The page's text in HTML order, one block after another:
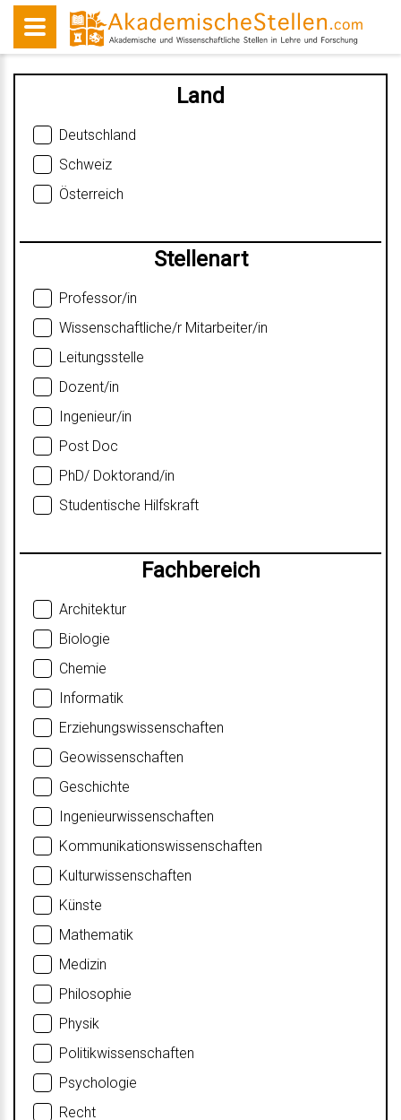
Land
Deutschland
Schweiz
Österreich
Stellenart
Professor/in
Wissenschaftliche/r Mitarbeiter/in
Leitungsstelle
Dozent/in
Ingenieur/in
Post Doc
PhD/ Doktorand/in
Studentische Hilfskraft
Fachbereich
Architektur
Biologie
Chemie
Informatik
Erziehungswissenschaften
Geowissenschaften
Geschichte
Ingenieurwissenschaften
Kommunikationswissenschaften
Kulturwissenschaften
Künste
Mathematik
Medizin
Philosophie
Physik
Politikwissenschaften
Psychologie
Recht